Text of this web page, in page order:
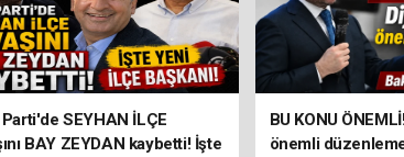
Parti'de SEYHAN İLÇE
BAY ZEYDAN kaybetti! İşte
BU KONU
önemli